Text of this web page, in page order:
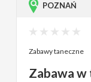
POZNAŃ
Zabawy taneczne
Zabawa w